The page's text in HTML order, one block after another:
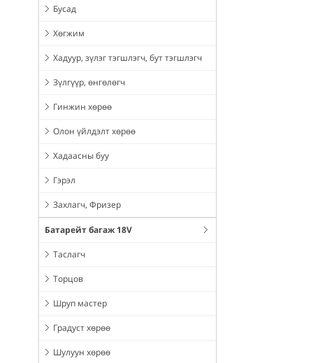
Бусад
Хөгжим
Хадуур, зүлэг тэгшлэгч, бут тэгшлэгч
Зүлгүүр, өнгөлөгч
Гинжин хөрөө
Олон үйлдэлт хөрөө
Хадаасны буу
Гэрэл
Захлагч, Фризер
Батарейт багаж 18V
Таслагч
Торцов
Шруп мастер
Градуст хөрөө
Шулуун хөрөө